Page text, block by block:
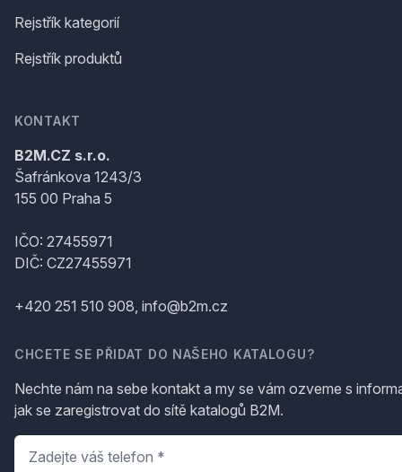
Rejstřík kategorií
Rejstřík produktů
KONTAKT
B2M.CZ s.r.o.
Šafránkova 1243/3
155 00 Praha 5
IČO: 27455971
DIČ: CZ27455971
+420 251 510 908, info@b2m.cz
CHCETE SE PŘIDAT DO NAŠEHO KATALOGU?
Nechte nám na sebe kontakt a my se vám ozveme s
jak se zaregistrovat do sítě katalogů B2M.
Telefon